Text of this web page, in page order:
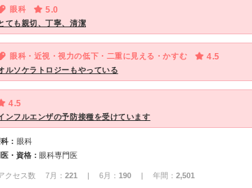
眼科 5.0
ても親切、丁寧、清潔
眼科・近視・視力の低下・二重に見える・かすむ 4.5
ルソケラトロジーもやっている
4.5
ンフルエンザの予防接種を受けています
： 眼科
・資格： 眼科専門医
クセス数 7月： 221 | 6月： 190 | 年間： 2,501